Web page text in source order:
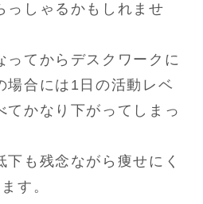
っしゃるかもしれませ
ってからデスクワークに
場合には1日の活動レベ
てかなり下がってしまっ
下も残念ながら痩せにく
す。